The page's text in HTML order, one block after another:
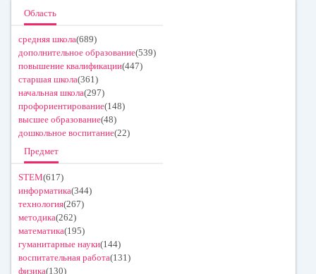
Область
средняя школа(689)
дополнительное образование(539)
повышение квалификации(447)
старшая школа(361)
начальная школа(297)
профориентирование(148)
высшее образование(48)
дошкольное воспитание(22)
Предмет
STEM(617)
информатика(344)
технология(267)
методика(262)
математика(195)
гуманитарные науки(144)
воспитательная работа(131)
физика(130)